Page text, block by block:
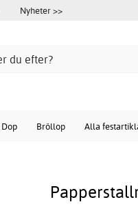
Nyheter >>
Dop Bröllop Alla